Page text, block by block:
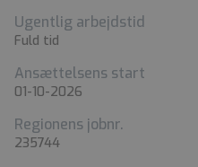
Ugentlig arbejdstid
Fuld tid
Ansættelsens start
01-10-2026
Regionens jobnr.
235744